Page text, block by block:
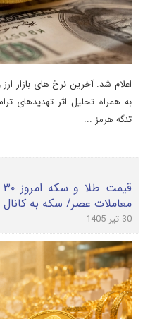
به همراه تحلیل اثر تهدیدهای
تنگه هرمز ...
معاملات عصر/ سکه به کانال ۱۸۴ میلیون تومان رسید + جدول
30 تیر 1405